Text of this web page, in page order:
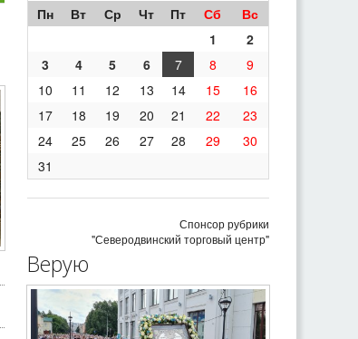
Пн Вт Ср Чт Пт Сб
Вс
1
2
3
4 5 6 7 8
9
10
11 12 13 14 15
16
17
18 19 20 21 22
23
24
25 26 27 28 29
30
31
Спонсор рубрики
"Северодвинский торговый центр"
Верую